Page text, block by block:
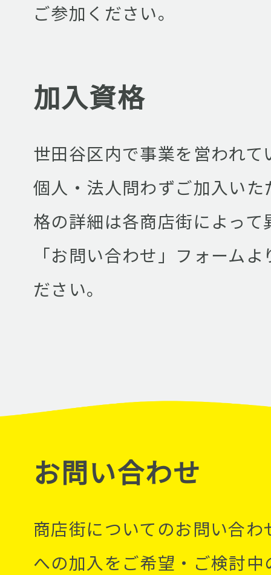
ご参加ください。
加入資格
世田谷区内で事業を営われ
個人・法人問わずご加入い
格の詳細は各商店街によっ
「お問い合わせ」フォーム
ださい。
お問い合わせ
商店街についてのお問い合
への加入をご希望・ご検討